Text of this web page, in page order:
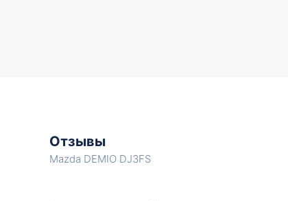
Отзывы
Mazda DEMIO DJ3FS